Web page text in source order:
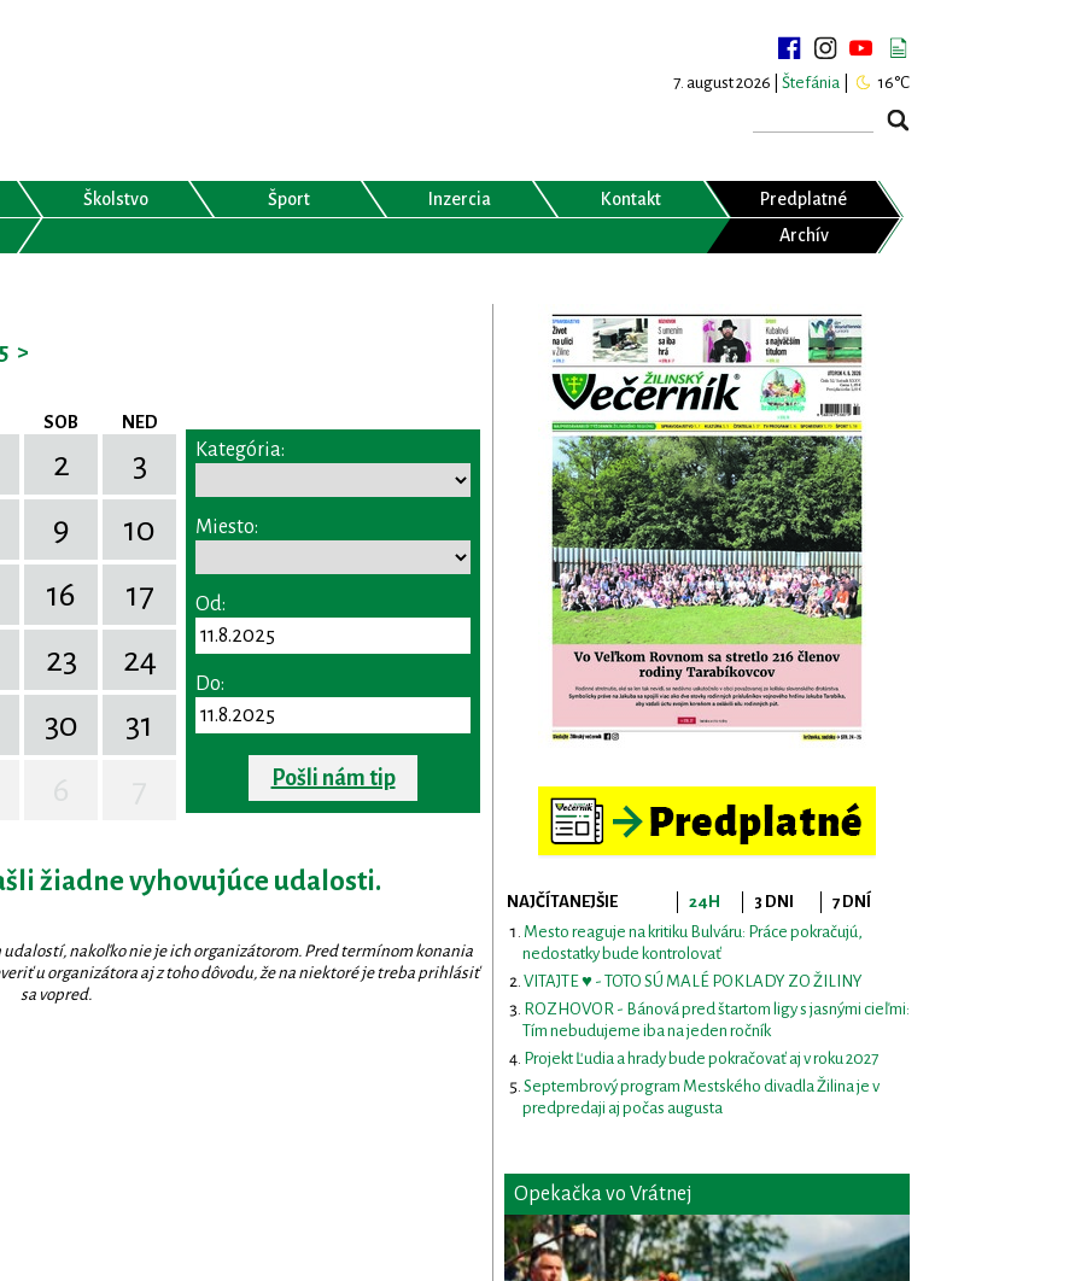
7. august 2026 | Štefánia 16°C
Školstvo Šport Inzercia Kontakt
Predplatné
Archív
>
SOB NED
2
3
9
10
16
17
23
24
30
31
Kategória:
Miesto:
Od:
Do:
Pošli nám tip
žiadne vyhovujúce udalosti.
nakoľko nie je ich organizátorom. Pred termínom konania
u organizátora aj z toho dôvodu, že na niektoré je treba prihlásiť
sa vopred.
NAJČÍTANEJŠIE 24H 3 DNI
7 DNÍ
Mesto reaguje na kritiku Bulváru: Práce pokračujú,
nedostatky bude kontrolovať
VITAJTE ♥ - TOTO SÚ MALÉ POKLADY ZO ŽILINY
ROZHOVOR - Bánová pred štartom ligy s jasnými cieľmi:
Tím nebudujeme iba na jeden ročník
Projekt Ľudia a hrady bude pokračovať aj v roku 2027
Septembrový program Mestského divadla Žilina je v
predpredaji aj počas augusta
Opekačka vo Vrátnej